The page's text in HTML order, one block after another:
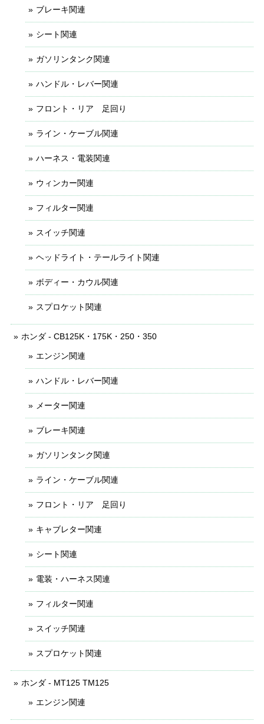
ブレーキ関連
シート関連
ガソリンタンク関連
ハンドル・レバー関連
フロント・リア 足回り
ライン・ケーブル関連
ハーネス・電装関連
ウィンカー関連
フィルター関連
スイッチ関連
ヘッドライト・テールライト関連
ボディー・カウル関連
スプロケット関連
ホンダ - CB125K・175K・250・350
エンジン関連
ハンドル・レバー関連
メーター関連
ブレーキ関連
ガソリンタンク関連
ライン・ケーブル関連
フロント・リア 足回り
キャブレター関連
シート関連
電装・ハーネス関連
フィルター関連
スイッチ関連
スプロケット関連
ホンダ - MT125 TM125
エンジン関連